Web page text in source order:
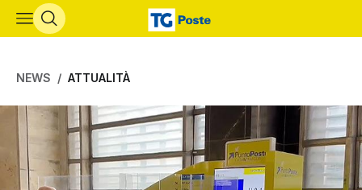
Vai al contenuto principale
NEWS ATTUALITÀ